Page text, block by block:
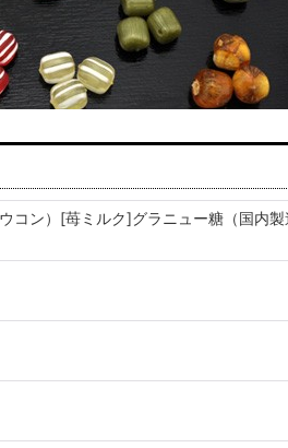
ン）[苺ミルク]グラニュー糖（国内